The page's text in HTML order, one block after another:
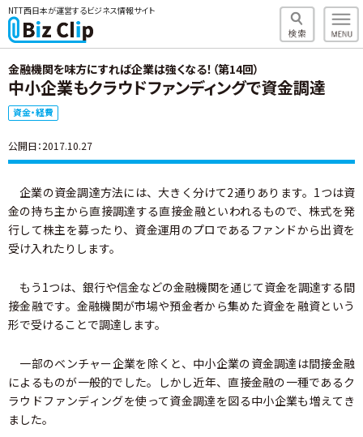
NTT西日本が運営するビジネス情報サイト
金融機関を味方にすれば企業は強くなる！（第14回）
中小企業もクラウドファンディングで資金調達
資金・経費
公開日：2017.10.27
企業の資金調達方法には、大きく分けて2通りあります。1つは資
金の持ち主から直接調達する直接金融といわれるもので、株式を発
行して株主を募ったり、資金運用のプロであるファンドから出資を
受け入れたりします。
もう1つは、銀行や信金などの金融機関を通じて資金を調達する間
接金融です。金融機関が市場や預金者から集めた資金を融資という
形で受けることで調達します。
一部のベンチャー企業を除くと、中小企業の資金調達は間接金融
によるものが一般的でした。しかし近年、直接金融の一種であるク
ラウドファンディングを使って資金調達を図る中小企業も増えてき
ました。